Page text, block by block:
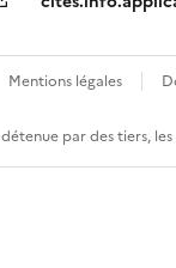
Mentions légales
par des tiers,